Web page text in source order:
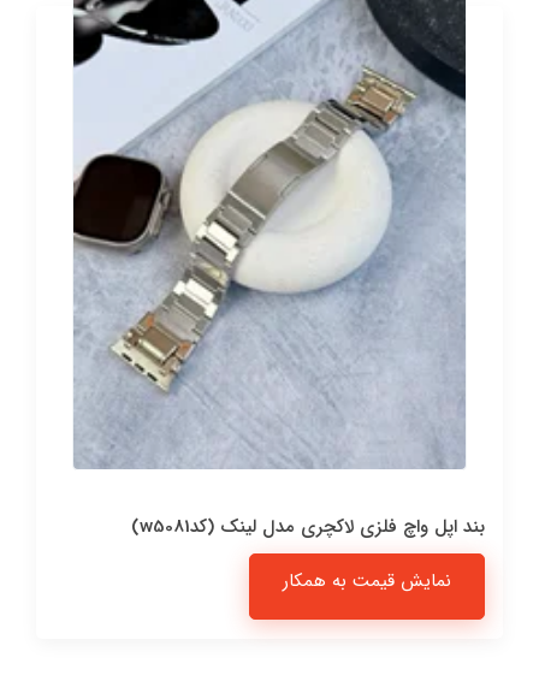
بند اپل واچ فلزی لاکچری مدل لینک (کدw5081)
نمایش قیمت به همکار